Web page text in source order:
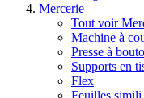
Mercerie
Tout voir
Machine à
Presse à
Supports en
Flex
Feuilles